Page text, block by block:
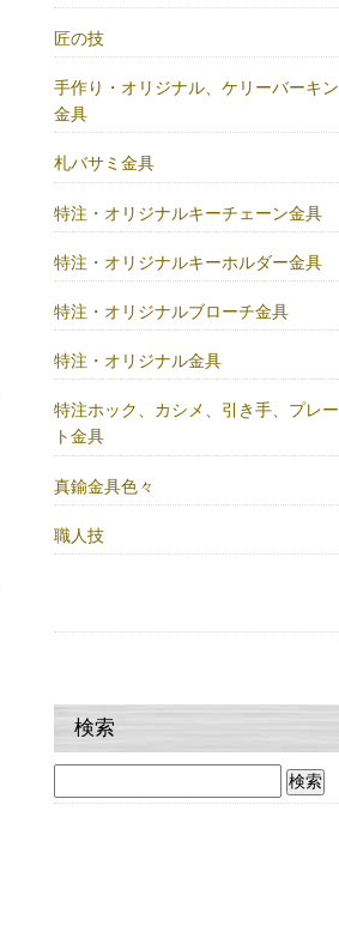
匠の技
手作り・オリジナル、ケリーバーキン
金具
札バサミ金具
特注・オリジナルキーチェーン金具
特注・オリジナルキーホルダー金具
特注・オリジナルブローチ金具
特注・オリジナル金具
特注ホック、カシメ、引き手、プレー
ト金具
真鍮金具色々
職人技
検索
索: